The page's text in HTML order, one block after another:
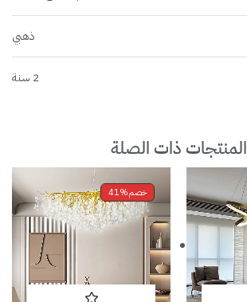
ذهبي
2 سنة
المنتجات ذات الصلة
خصم41%